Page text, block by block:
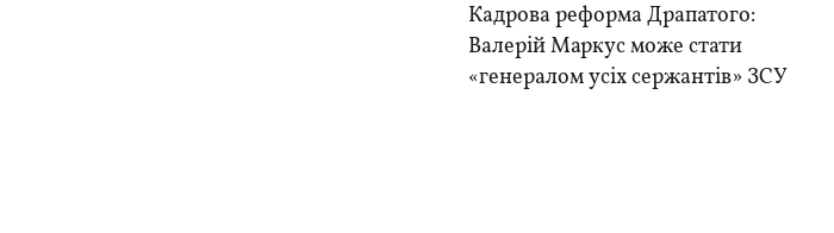
Кадрова реформа Драпатого:
Валерій Маркус може стати
«генералом усіх сержантів» ЗСУ